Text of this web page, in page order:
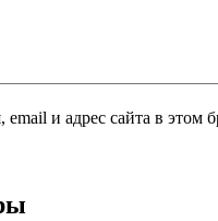
и адрес сайта в этом